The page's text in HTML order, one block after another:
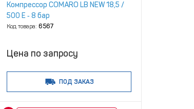
Компрессор COMARO LB NEW 18,5 /
500 E ‑ 8 бар
Код товара:6567
Цена по запросу
ПОД ЗАКАЗ